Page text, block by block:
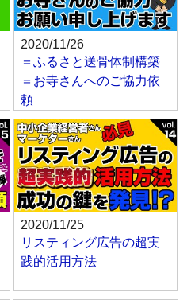
2020/11/26
＝ふるさと送骨体制構築
＝お寺さんへのご協力依
頼
2020/11/25
リスティング広告の超実
践的活用方法